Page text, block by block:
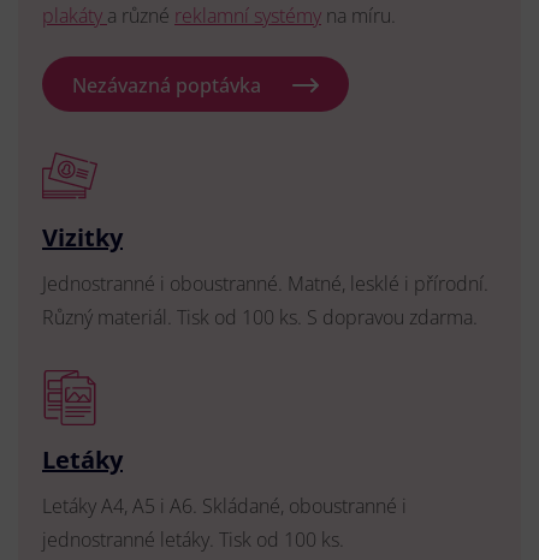
plakáty a různé reklamní systémy na míru.
Nezávazná poptávka
Vizitky
Jednostranné i oboustranné. Matné, lesklé i přírodní.
Různý materiál. Tisk od 100 ks. S dopravou zdarma.
Letáky
Letáky A4, A5 i A6. Skládané, oboustranné i
jednostranné letáky. Tisk od 100 ks.